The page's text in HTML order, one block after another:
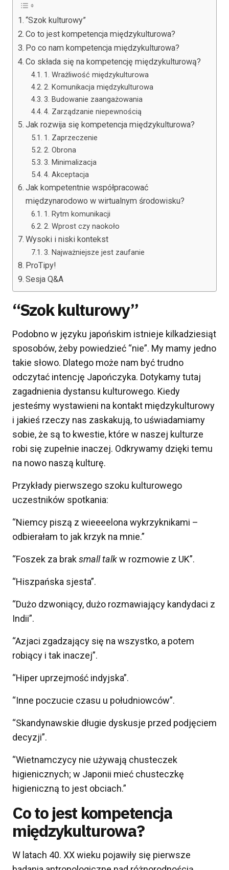
“Szok kulturowy”
Co to jest kompetencja międzykulturowa?
Po co nam kompetencja międzykulturowa?
Co składa się na kompetencję międzykulturową?
1. Wrażliwość międzykulturowa
2. Komunikacja międzykulturowa
3. Budowanie zaangażowania
4. Zarządzanie niepewnością
Jak rozwija się kompetencja międzykulturowa?
1. Zaprzeczenie
2. Obrona
3. Minimalizacja
4. Akceptacja
Jak kompetentnie współpracować
międzynarodowo w wirtualnym środowisku?
1. Rytm komunikacji
2. Wprost czy naokoło
Wysoki i niski kontekst
3. Najważniejsze jest zaufanie
ProTipy!
Sesja Q&A
“Szok kulturowy”
Podobno w języku japońskim istnieje kilkadziesiąt
sposobów, żeby powiedzieć “nie”. My mamy jedno
takie słowo. Dlatego może nam być trudno
odczytać intencję Japończyka. Dotykamy tutaj
zagadnienia dystansu kulturowego. Kiedy
jesteśmy wystawieni na kontakt międzykulturowy
i jakieś rzeczy nas zaskakują, to uświadamiamy
sobie, że są to kwestie, które w naszej kulturze
robi się zupełnie inaczej. Odkrywamy dzięki temu
na nowo naszą kulturę.
Przykłady pierwszego szoku kulturowego
uczestników spotkania:
“Niemcy piszą z wieeeelona wykrzyknikami –
odbierałam to jak krzyk na mnie.”
“Foszek za braksmall talkw rozmowie z UK”.
“Hiszpańska sjesta”.
“Dużo dzwoniący, dużo rozmawiający kandydaci z
Indii”.
“Azjaci zgadzający się na wszystko, a potem
robiący i tak inaczej”.
“Hiper uprzejmość indyjska”.
“Inne poczucie czasu u południowców”.
“Skandynawskie długie dyskusje przed podjęciem
decyzji”.
“Wietnamczycy nie używają chusteczek
higienicznych; w Japonii mieć chusteczkę
higieniczną to jest obciach.”
Co to jest kompetencja
międzykulturowa?
W latach 40. XX wieku pojawiły się pierwsze